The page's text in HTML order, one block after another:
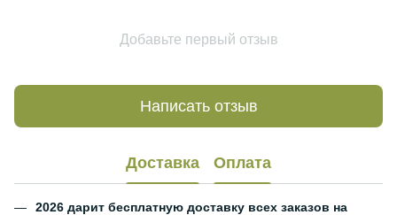
Добавьте первый отзыв
Написать отзыв
Доставка Оплата
2026 дарит бесплатную доставку всех заказов на